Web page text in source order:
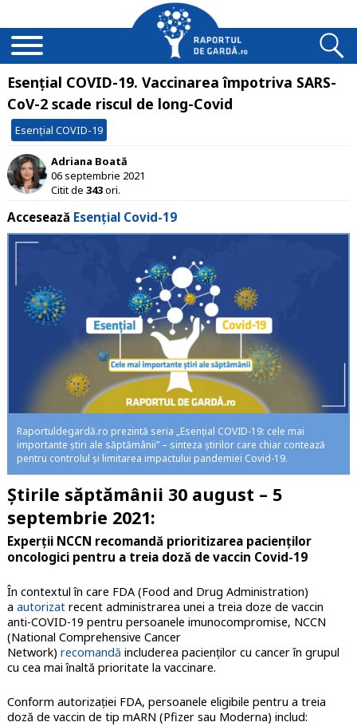
Esențial COVID-19. Vaccinarea împotriva SARS-
CoV-2 scade riscul de long-Covid
Esențial COVID-19
Adriana Boată
06 septembrie 2021
Citit de 343ori.
Accesează Esențial Covid-19
Raportuldegardă.ro prezintă seria „Esențial COVID-19: cele mai
importante știri ale săptămânii” – sinteza știrilor care chiar contează
pentru controlul și limitarea impactului pandemiei Covid-19.
Știrile săptămânii 30 august – 5
septembrie 2021:
Experții NCCN recomandă prioritizarea pacienților
oncologici pentru a treia doză de vaccin Covid-19
În contextul în care FDA (Food and Drug Administration)
a autorizatrecent administrarea unei a treia doze de vaccin
anti-COVID-19 pentru persoanele imunocompromise, NCCN
(National Comprehensive Cancer
Network) recomandă includerea pacienților cu cancer în grupul
cu cea mai înaltă prioritate la vaccinare.
Conform autorizației FDA, persoanele eligibile pentru a treia
doză de vaccin de tip mARN (Pfizer sau Moderna) includ: